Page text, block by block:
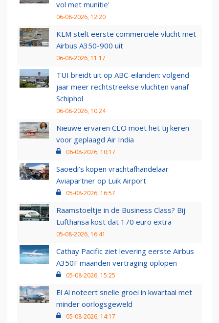
vol met munitie'
06-08-2026, 12:20
KLM stelt eerste commerciële vlucht met
Airbus A350-900 uit
06-08-2026, 11:17
TUI breidt uit op ABC-eilanden: volgend
jaar meer rechtstreekse vluchten vanaf
Schiphol
06-08-2026, 10:24
Nieuwe ervaren CEO moet het tij keren
voor geplaagd Air India
06-08-2026, 10:17
Saoedi’s kopen vrachtafhandelaar
Aviapartner op Luik Airport
05-08-2026, 16:57
Raamstoeltje in de Business Class? Bij
Lufthansa kost dat 170 euro extra
05-08-2026, 16:41
Cathay Pacific ziet levering eerste Airbus
A350F maanden vertraging oplopen
05-08-2026, 15:25
El Al noteert snelle groei in kwartaal met
minder oorlogsgeweld
05-08-2026, 14:17